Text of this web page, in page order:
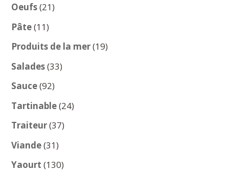
Oeufs 2121
Pâte 1111
produits
Produits de la mer 1919
Salades 3333
Sauce 9292
produits
Tartinable 2424
Traiteur 3737
Viande 3131
produits
Yaourt 130130